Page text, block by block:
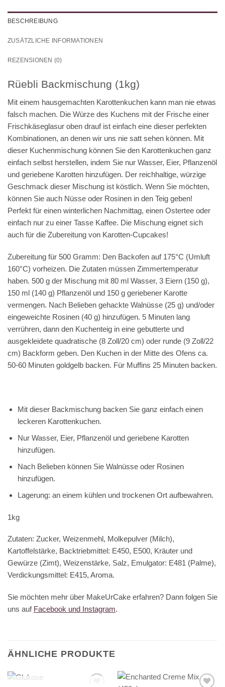
BESCHREIBUNG
ZUSÄTZLICHE INFORMATIONEN
REZENSIONEN (0)
Rüebli Backmischung (1kg)
Mit einem hausgemachten Karottenkuchen kann man nie etwas
falsch machen. Die Würze des Kuchens mit der Frische einer
Frischkäseglasur oben drauf ist einfach eine dieser perfekten
Kombinationen, an denen wir uns nie satt sehen können. Mit
dieser Kuchenmischung können Sie den Karottenkuchen ganz
einfach selbst herstellen, indem Sie nur Wasser, Eier, Pflanzenöl
und geriebene Karotten hinzufügen. Der reichhaltige, würzige
Geschmack dieser Mischung ist köstlich. Wenn Sie möchten,
können Sie auch Nüsse oder Rosinen in den Teig geben!
Perfekt für einen winterlichen Nachmittag, einen Ostertee oder
einfach nur zu einer Tasse Kaffee. Die Mischung eignet sich
auch für die Zubereitung von Karotten-Cupcakes!
Zubereitung für 500 Gramm: Den Backofen auf 175°C (Umluft
160°C) vorheizen. Die Zutaten müssen Zimmertemperatur
haben. 500 g der Mischung mit 80 ml Wasser, 3 Eiern (150 g),
150 ml (140 g) Pflanzenöl und 150 g geriebener Karotte
vermengen. Nach Belieben gehackte Walnüsse (25 g) und/oder
eingeweichte Rosinen (40 g) hinzufügen. 5 Minuten lang
verrühren, dann den Kuchenteig in eine gebutterte und
ausgekleidete quadratische (8 Zoll/20 cm) oder runde (9 Zoll/22
cm) Backform geben. Den Kuchen in der Mitte des Ofens ca.
50-60 Minuten goldgelb backen. Für Muffins 25 Minuten backen.
Mit dieser Backmischung backen Sie ganz einfach einen
leckeren Karottenkuchen.
Nur Wasser, Eier, Pflanzenöl und geriebene Karotten
hinzufügen.
Nach Belieben können Sie Walnüsse oder Rosinen
hinzufügen.
Lagerung: an einem kühlen und trockenen Ort aufbewahren.
1kg
Zutaten: Zucker, Weizenmehl , Molkepulver (Milch),
Kartoffelstärke, Backtriebmittel: E450, E500, Kräuter und
Gewürze (Zimt), Weizenstärke, Salz, Emulgator: E481 (Palme),
Verdickungsmittel: E415, Aroma.
Sie möchten mehr über MakeUrCake erfahren? Dann folgen Sie
uns auf Facebook und Instagram.
ÄHNLICHE PRODUKTE